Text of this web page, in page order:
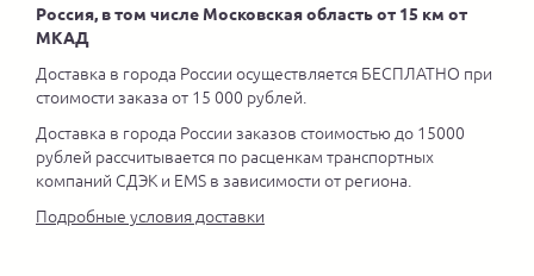
Россия, в том числе Московская область от 15 км от
МКАД
Доставка в города России осуществляется БЕСПЛАТНО при
стоимости заказа от 15 000 рублей.
Доставка в города России заказов стоимостью до 15000
рублей рассчитывается по расценкам транспортных
компаний СДЭК и EMS в зависимости от региона.
Подробные условия доставки